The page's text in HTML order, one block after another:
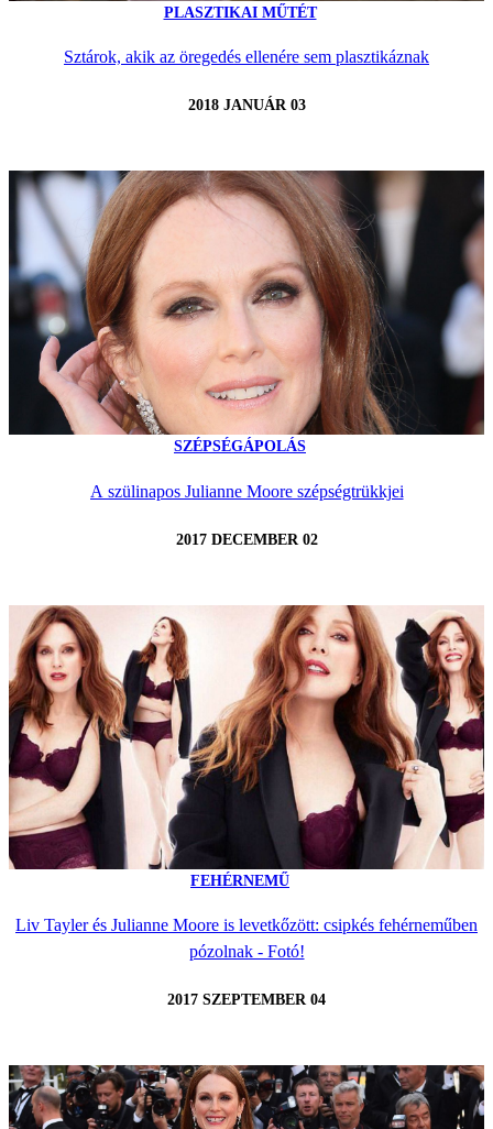
PLASZTIKAI MŰTÉT
Sztárok, akik az öregedés ellenére sem plasztikáznak
2018 JANUÁR 03
SZÉPSÉGÁPOLÁS
A szülinapos Julianne Moore szépségtrükkjei
2017 DECEMBER 02
FEHÉRNEMŰ
Liv Tayler és Julianne Moore is levetkőzött: csipkés fehérneműben
pózolnak - Fotó!
2017 SZEPTEMBER 04